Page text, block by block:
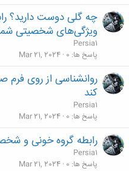
چه گلی دوست دارید؟
ویژگی‌های شخصیتی
Persia1
پاسخ ها 0
Mar 21, 2024
روانشناسی از روی
کند
Persia1
پاسخ ها 0
Mar 21, 2024
رابطه گروه خونی و
Persia1
پاسخ ها 0
Mar 21, 2024